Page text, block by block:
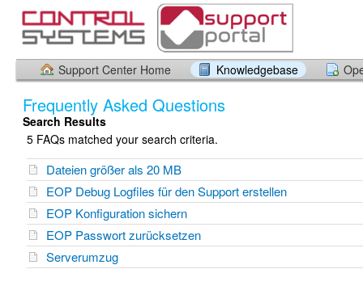
Support Center Home Knowledgebase
Frequently Asked Questions
Search Results
5 FAQs matched your search criteria.
Dateien größer als 20 MB
EOP Debug Logfiles für den Support erstellen
EOP Konfiguration sichern
EOP Passwort zurücksetzen
Serverumzug